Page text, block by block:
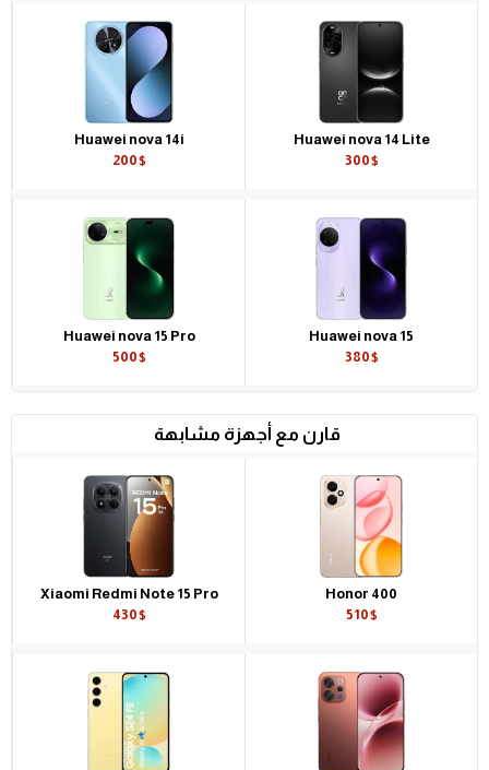
Huawei nova 14 Lite
300$
Huawei nova 14i
200$
Huawei nova 15
380$
Huawei nova 15 Pro
500$
قارن مع أجهزة مشابهة
Honor 400
510$
Xiaomi Redmi Note 15 Pro
430$